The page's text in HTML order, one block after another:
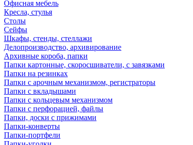
Офисная мебель
Кресла, стулья
Столы
Сейфы
Шкафы, стенды, стеллажи
Делопроизводство, архивирование
Архивные короба, папки
Папки картонные, скоросшиватели, с завязками
Папки на резинках
Папки с арочным механизмом, регистраторы
Папки с вкладышами
Папки с кольцевым механизмом
Папки с перфорацией, файлы
Папки, доски с прижимами
Папки-конверты
Папки-портфели